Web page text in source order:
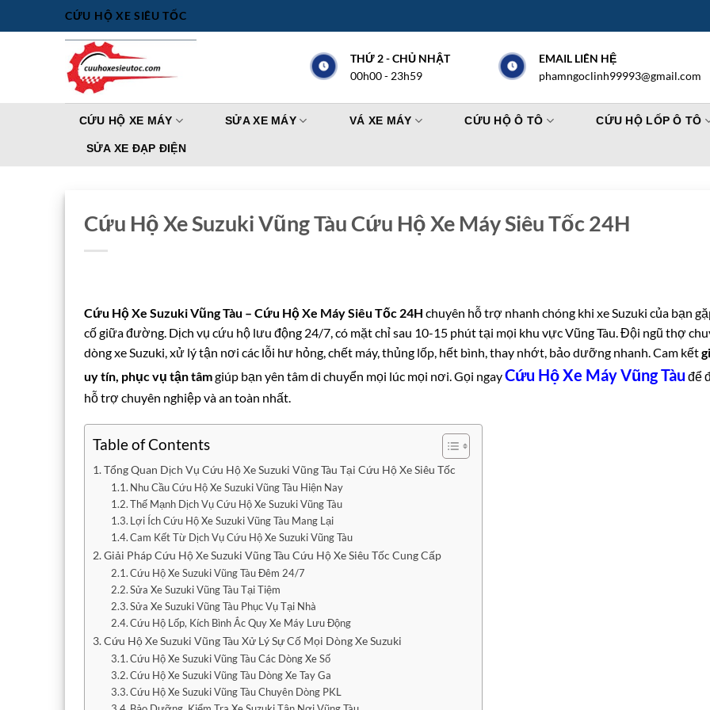
qua
CỨU HỘ XE SIÊU TỐC
THỨ 2 - CHỦ NHẬT
00h00 - 23h59
EMAIL LIÊN HỆ
phamngoclinh99993@gmail.com
CỨU HỘ XE MÁY SỬA XE MÁY VÁ XE MÁY CỨU HỘ Ô TÔ CỨU HỘ LỐP Ô TÔ
SỬA XE ĐẠP ĐIỆN
Cứu Hộ Xe Suzuki Vũng Tàu Cứu Hộ Xe Máy Siêu Tốc 24H
Cứu Hộ Xe Suzuki Vũng Tàu – Cứu Hộ Xe Máy Siêu Tốc 24H chuyên hỗ trợ nhanh chóng khi xe Suzuki của bạn
cố giữa đường. Dịch vụ cứu hộ lưu động 24/7, có mặt chỉ sau 10-15 phút tại mọi khu vực Vũng Tàu. Đội ngũ thợ
dòng xe Suzuki, xử lý tận nơi các lỗi hư hỏng, chết máy, thủng lốp, hết bình, thay nhớt, bảo dưỡng nhanh. Cam kết
uy tín, phục vụ tận tâmgiúp bạn yên tâm di chuyển mọi lúc mọi nơi. Gọi ngayCứu Hộ Xe Máy Vũng Tàu để
hỗ trợ chuyên nghiệp và an toàn nhất.
Table of Contents
Tổng Quan Dịch Vụ Cứu Hộ Xe Suzuki Vũng Tàu Tại Cứu Hộ Xe Siêu Tốc
Nhu Cầu Cứu Hộ Xe Suzuki Vũng Tàu Hiện Nay
Thế Mạnh Dịch Vụ Cứu Hộ Xe Suzuki Vũng Tàu
Lợi Ích Cứu Hộ Xe Suzuki Vũng Tàu Mang Lại
Cam Kết Từ Dịch Vụ Cứu Hộ Xe Suzuki Vũng Tàu
Giải Pháp Cứu Hộ Xe Suzuki Vũng Tàu Cứu Hộ Xe Siêu Tốc Cung Cấp
Cứu Hộ Xe Suzuki Vũng Tàu Đêm 24/7
Sửa Xe Suzuki Vũng Tàu Tại Tiệm
Sửa Xe Suzuki Vũng Tàu Phục Vụ Tại Nhà
Cứu Hộ Lốp, Kích Bình Ắc Quy Xe Máy Lưu Động
Cứu Hộ Xe Suzuki Vũng Tàu Xử Lý Sự Cố Mọi Dòng Xe Suzuki
Cứu Hộ Xe Suzuki Vũng Tàu Các Dòng Xe Số
Cứu Hộ Xe Suzuki Vũng Tàu Dòng Xe Tay Ga
Cứu Hộ Xe Suzuki Vũng Tàu Chuyên Dòng PKL